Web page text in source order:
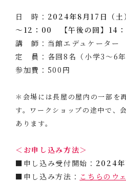
日 時： 2024年8月17日（土
～12：00 【午後の回】14
講 師：当館エデュケーター
定 員：各回8名（小学3～6年
参加費：500円
＊会場には長屋の屋内の一部を
す。ワークショップの途中で、
あります。
＜お申し込み方法＞
■申し込み受付開始： 2024
■申し込み方法： こちらのウ